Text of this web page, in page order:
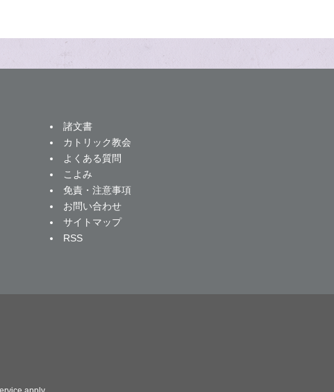
諸文書
カトリック教会
よくある質問
こよみ
免責・注意事項
お問い合わせ
サイトマップ
RSS